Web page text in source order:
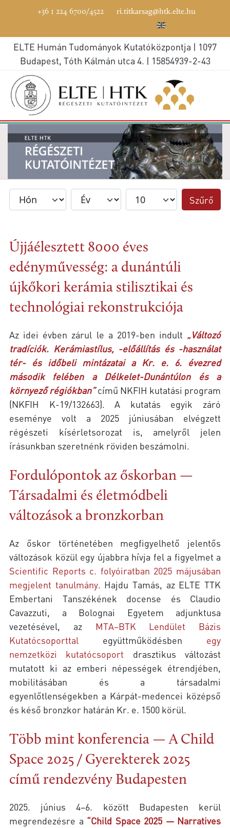
+36 1 224 6700/4522 ri.titkarsag@htk.elte.hu
ELTE Humán Tudományok Kutatóközpontja | 1097
Budapest, Tóth Kálmán utca 4. | 15854939-2-43
Szűrő
Újjáélesztett 8000 éves
edényművesség: a dunántúli
újkőkori kerámia stilisztikai és
technológiai rekonstrukciója
Az idei évben zárul le a 2019-ben indult „Változó
tradíciók. Kerámiastílus, -előállítás és -használat
tér- és időbeli mintázatai a Kr. e. 6. évezred
második felében a Délkelet-Dunántúlon és a
környező régiókban”című NKFIH kutatási program
(NKFIH K-19/132663). A kutatás egyik záró
eseménye volt a 2025 júniusában elvégzett
régészeti kísérletsorozat is, amelyről jelen
írásunkban szeretnénk röviden beszámolni.
Fordulópontok az őskorban —
Társadalmi és életmódbeli
változások a bronzkorban
Az őskor történetében megfigyelhető jelentős
változások közül egy újabbra hívja fel a figyelmet a
Scientific Reports c. folyóiratban 2025 májusában
megjelent tanulmány. Hajdu Tamás, az ELTE TTK
Embertani Tanszékének docense és Claudio
Cavazzuti, a Bolognai Egyetem adjunktusa
vezetésével, az MTA–BTK Lendület Bázis
Kutatócsoporttal együttműködésben egy
nemzetközi kutatócsoport drasztikus változást
mutatott ki az emberi népességek étrendjében,
mobilitásában és a társadalmi
egyenlőtlenségekben a Kárpát-medencei középső
és késő bronzkor határán Kr. e. 1500 körül.
Több mint konferencia — A Child
Space 2025 / Gyerekterek 2025
című rendezvény Budapesten
2025. június 4–6. között Budapesten kerül
megrendezésre a “Child Space 2025 — Narratives